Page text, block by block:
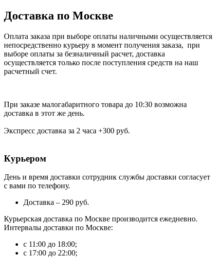
Доставка по Москве
Оплата заказа при выборе оплаты наличными осуществляется
непосредственно курьеру в момент получения заказа, при
выборе оплаты за безналичный расчет, доставка
осуществляется только после поступления средств на наш
расчетный счет.
При заказе малогабаритного товара до 10:30 возможна
доставка в этот же день.
Экспресс доставка за 2 часа +300 руб.
Курьером
День и время доставки сотрудник службы доставки согласует
с вами по телефону.
Доставка – 290 руб.
Курьерская доставка по Москве производится ежедневно.
Интервалы доставки по Москве:
с 11:00 до 18:00;
с 17:00 до 22:00;